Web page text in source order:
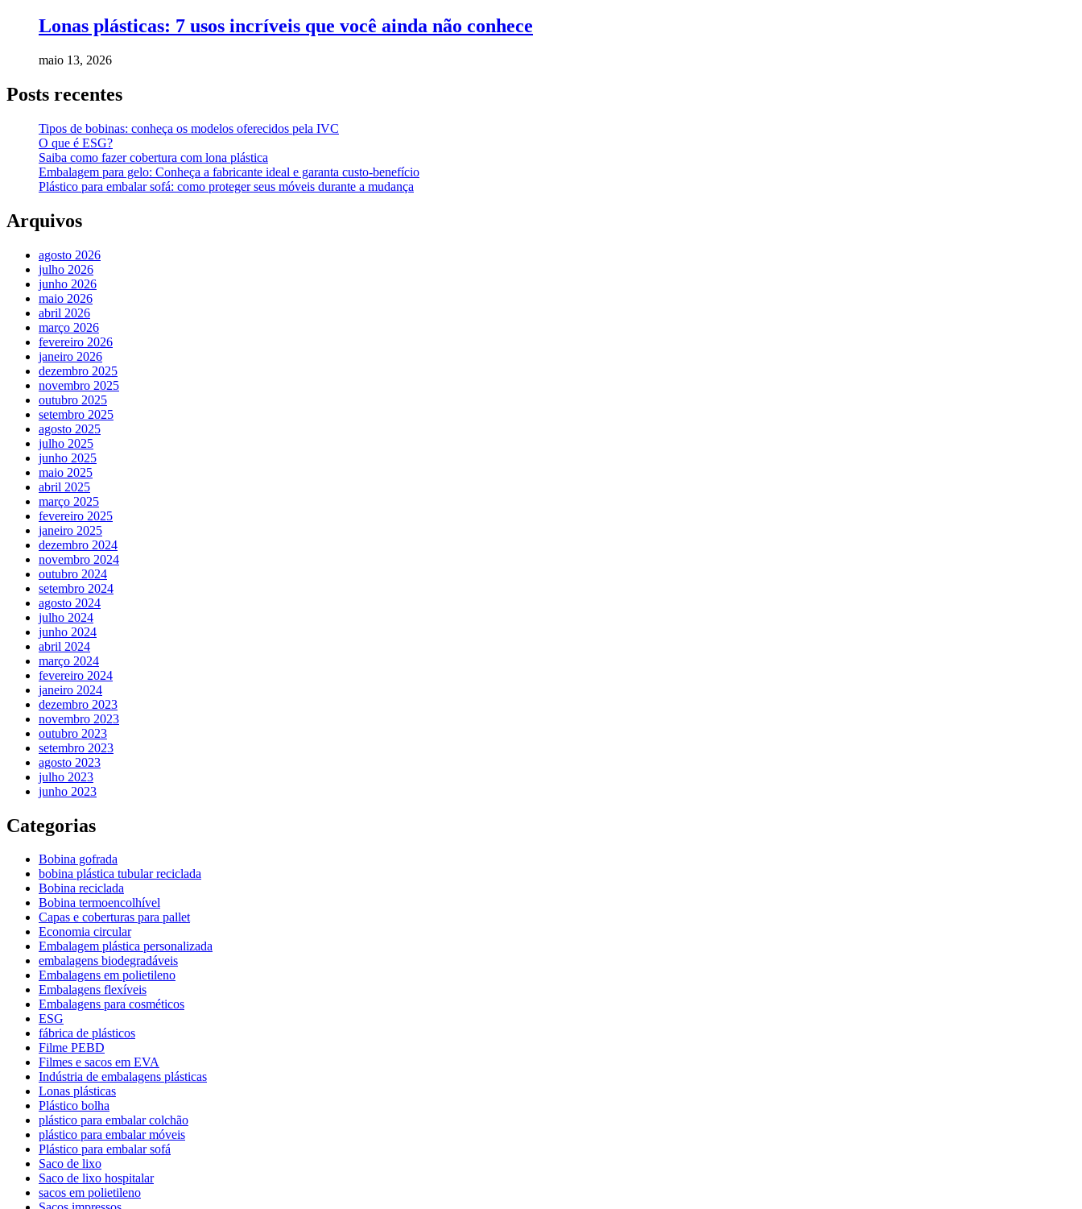
Lonas plásticas: 7 usos incríveis que você ainda não conhece
maio 13, 2026
Posts recentes
Tipos de bobinas: conheça os modelos oferecidos pela IVC
O que é ESG?
Saiba como fazer cobertura com lona plástica
Embalagem para gelo: Conheça a fabricante ideal e garanta custo-benefício
Plástico para embalar sofá: como proteger seus móveis durante a mudança
Arquivos
agosto 2026
julho 2026
junho 2026
maio 2026
abril 2026
março 2026
fevereiro 2026
janeiro 2026
dezembro 2025
novembro 2025
outubro 2025
setembro 2025
agosto 2025
julho 2025
junho 2025
maio 2025
abril 2025
março 2025
fevereiro 2025
janeiro 2025
dezembro 2024
novembro 2024
outubro 2024
setembro 2024
agosto 2024
julho 2024
junho 2024
abril 2024
março 2024
fevereiro 2024
janeiro 2024
dezembro 2023
novembro 2023
outubro 2023
setembro 2023
agosto 2023
julho 2023
junho 2023
Categorias
Bobina gofrada
bobina plástica tubular reciclada
Bobina reciclada
Bobina termoencolhível
Capas e coberturas para pallet
Economia circular
Embalagem plástica personalizada
embalagens biodegradáveis
Embalagens em polietileno
Embalagens flexíveis
Embalagens para cosméticos
ESG
fábrica de plásticos
Filme PEBD
Filmes e sacos em EVA
Indústria de embalagens plásticas
Lonas plásticas
Plástico bolha
plástico para embalar colchão
plástico para embalar móveis
Plástico para embalar sofá
Saco de lixo
Saco de lixo hospitalar
sacos em polietileno